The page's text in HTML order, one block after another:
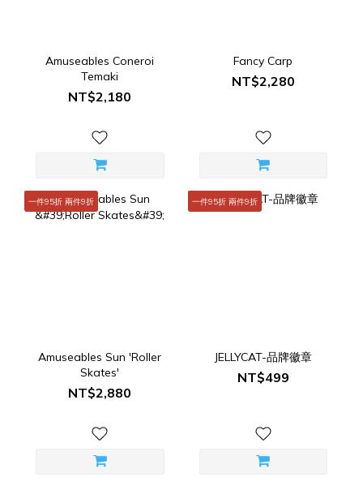
Amuseables Coneroi
Temaki
NT$2,180
Fancy Carp
NT$2,280
一件95折 兩件9折
Amuseables Sun 'Roller
Skates'
NT$2,880
一件95折 兩件9折
JELLYCAT-品牌徽章
NT$499